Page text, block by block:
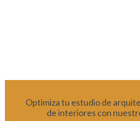
Optimiza tu estudio de
de interiores con